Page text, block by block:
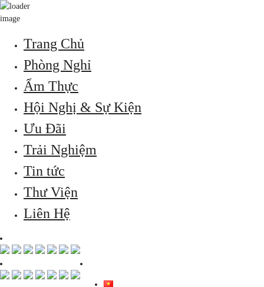
Trang Chủ
Phòng Nghỉ
Ẩm Thực
Hội Nghị & Sự Kiện
Ưu Đãi
Trải Nghiệm
Tin tức
Thư Viện
Liên Hệ